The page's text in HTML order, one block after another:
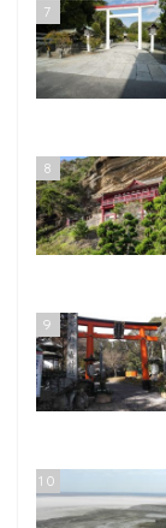
7
8
9
10